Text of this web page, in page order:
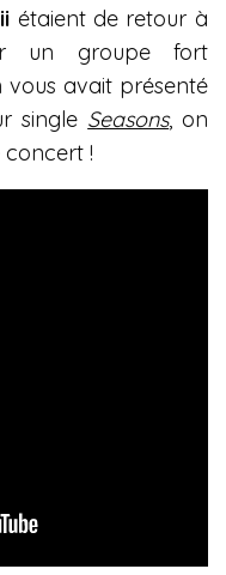
étaient de retour à
un groupe fort
vous avait présenté
single Seasons, on
concert !